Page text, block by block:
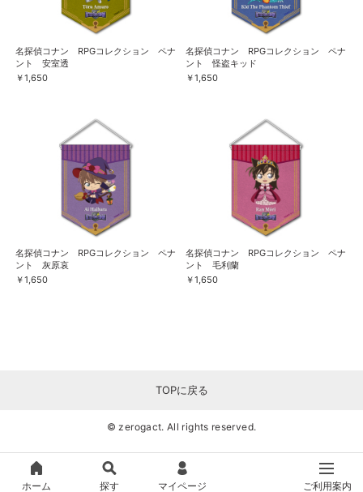
名探偵コナン RPGコレクション ペナ
ント 安室透
￥1,650
名探偵コナン RPGコレクション ペナ
ント 怪盗キッド
￥1,650
名探偵コナン RPGコレクション ペナ
ント 灰原哀
￥1,650
名探偵コナン RPGコレクション ペナ
ント 毛利蘭
￥1,650
TOPに戻る
© zerogact. All rights reserved.
ホーム 探す マイページ ご利用案内